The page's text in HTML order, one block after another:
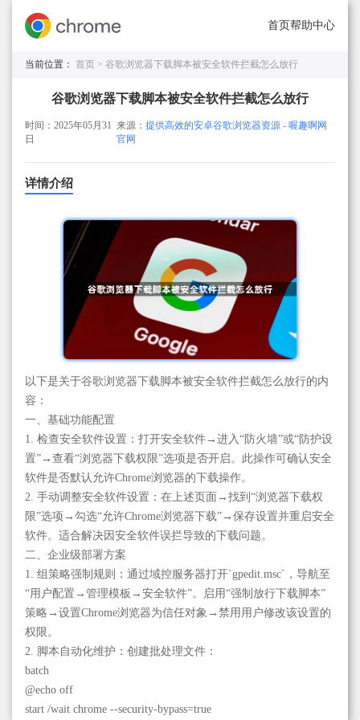
首页帮助中心
当前位置： 首页 > 谷歌浏览器下载脚本被安全软件拦截怎么放行
谷歌浏览器下载脚本被安全软件拦截怎么放行
时间：2025年05月31
日
来源：提供高效的安卓谷歌浏览器资源 - 喔趣啊网
官网
详情介绍
以下是关于谷歌浏览器下载脚本被安全软件拦截怎么放行的内
容：
一、基础功能配置
1. 检查安全软件设置：打开安全软件→进入“防火墙”或“防护设
置”→查看“浏览器下载权限”选项是否开启。此操作可确认安全
软件是否默认允许Chrome浏览器的下载操作。
2. 手动调整安全软件设置：在上述页面→找到“浏览器下载权
限”选项→勾选“允许Chrome浏览器下载”→保存设置并重启安全
软件。适合解决因安全软件误拦导致的下载问题。
二、企业级部署方案
1. 组策略强制规则：通过域控服务器打开`gpedit.msc`，导航至
“用户配置→管理模板→安全软件”。启用“强制放行下载脚本”
策略→设置Chrome浏览器为信任对象→禁用用户修改该设置的
权限。
2. 脚本自动化维护：创建批处理文件：
batch
@echo off
start /wait chrome --security-bypass=true